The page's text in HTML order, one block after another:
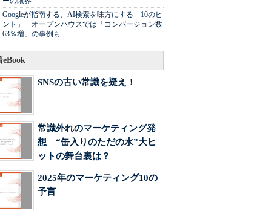
Googleが指南する、AI検索を味方にする「10のヒ
ント」 オープンハウスでは「コンバージョン数
63％増」の事例も
eBook
SNSの古い常識を疑え！
常識外れのマーケティング発
想 “缶入りのただの水”大ヒ
ットの舞台裏は？
2025年のマーケティング10の
予言